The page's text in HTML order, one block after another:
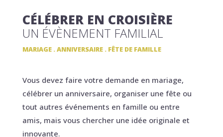
CÉLÉBRER EN CROISIÈRE
UN ÉVÈNEMENT FAMILIAL
MARIAGE . ANNIVERSAIRE . FÊTE DE FAMILLE
Vous devez faire votre demande en mariage,
célébrer un anniversaire, organiser une fête ou
tout autres événements en famille ou entre
amis, mais vous chercher une idée originale et
innovante.